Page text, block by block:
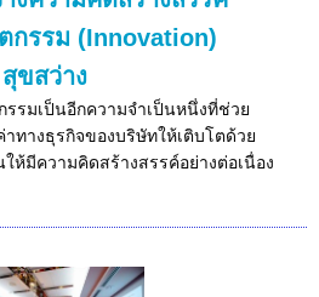
กรรม (Innovation)
ขสว่าง
รมเป็นอีกความจำเป็นหนึ่งที่ช่วย
ทางธุรกิจของบริษัทให้เติบโตด้วย
มีความคิดสร้างสรรค์อย่างต่อเนื่อง